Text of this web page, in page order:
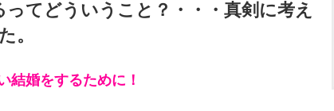
ってどういうこと？・・・真剣に考え
。
結婚をするために！